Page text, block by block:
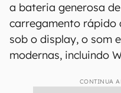
a bateria generosa
carregamento rápido
sob o display, o som
modernas, incluindo
CONTINUA